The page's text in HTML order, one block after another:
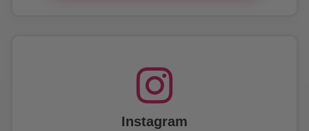
Instagram